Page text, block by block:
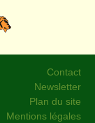
Contact
Newsletter
Plan du site
Mentions légales